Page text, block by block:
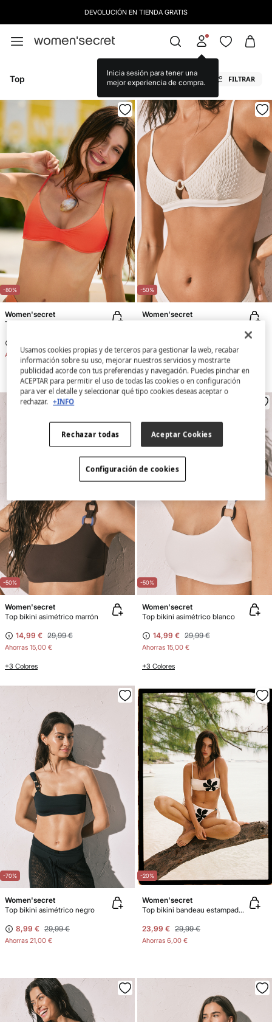
IDENTIFÍCATE COMO SOCIA Y DISFRUTA DE TODAS TUS VENTAJAS |
Top FILTRAR
-80%
Women'secret
Ahorras24,00 €
-50%
Women'secret
Ahorras15,00 €
-50%
Women'secret
Top bikini asimétrico marrón
14,99 € 29,99 €
Ahorras 15,00 €
+3 Colores
-50%
Women'secret
Top bikini asimétrico blanco
14,99 € 29,99 €
Ahorras 15,00 €
+3 Colores
-70%
Women'secret
Top bikini asimétrico negro
8,99 € 29,99 €
Ahorras 21,00 €
-20%
Women'secret
Top bikini bandeau estampado flor blanco
23,99 € 29,99 €
Ahorras 6,00 €
Usamos cookies propias y de terceros para gestionar la web, recabar
información sobre su uso, mejorar nuestros servicios y mostrarte
publicidad acorde con tus preferencias y navegación. Puedes pinchar en
ACEPTAR para permitir el uso de todas las cookies o en configuración
para ver el detalle y seleccionar qué tipo cookies deseas aceptar o
rechazar. +INFO
Rechazar todas Aceptar Cookies
Configuración de cookies